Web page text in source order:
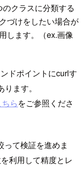
のクラスに分類する
づけをしたい場合が
します。（ex.画像
ドポイントにcurlす
ます。
ちらをご参照くださ
て検証を進めま
利用して精度とレ